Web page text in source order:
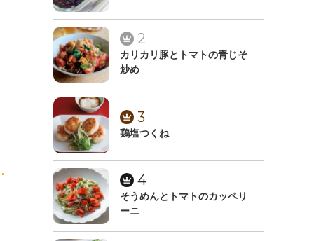
2
カリカリ豚とトマトの青じそ
炒め
3
鶏塩つくね
4
そうめんとトマトのカッペリ
ーニ